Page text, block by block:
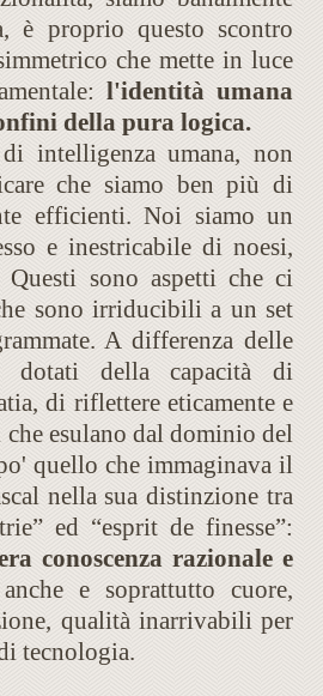
è proprio questo scontro
che mette in luce
l'identità umana
della pura logica.
intelligenza umana, non
che siamo ben più di
efficienti. Noi siamo un
e inestricabile di noesi,
Questi sono aspetti che ci
sono irriducibili a un set
A differenza delle
dotati della capacità di
di riflettere eticamente e
esulano dal dominio del
quello che immaginava il
nella sua distinzione tra
ed “esprit de finesse”:
conoscenza razionale e
e soprattutto cuore,
qualità inarrivabili per
tecnologia.